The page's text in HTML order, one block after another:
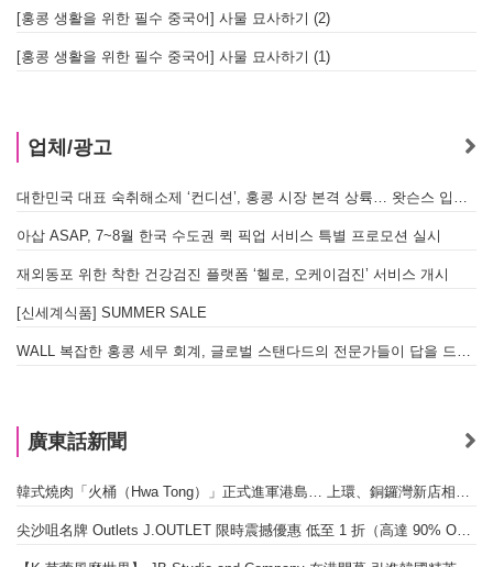
[홍콩 생활을 위한 필수 중국어] 사물 묘사하기 (2)
[홍콩 생활을 위한 필수 중국어] 사물 묘사하기 (1)
업체/광고
대한민국 대표 숙취해소제 ‘컨디션’, 홍콩 시장 본격 상륙… 왓슨스 입점 기념 할인 행사 진행
아삽 ASAP, 7~8월 한국 수도권 퀵 픽업 서비스 특별 프로모션 실시
재외동포 위한 착한 건강검진 플랫폼 ‘헬로, 오케이검진’ 서비스 개시
[신세계식품] SUMMER SALE
WALL 복잡한 홍콩 세무 회계, 글로벌 스탠다드의 전문가들이 답을 드립니다! - 법인설립, 회계, 감사
廣東話新聞
韓式燒肉「火桶（Hwa Tong）」正式進軍港島… 上環、銅鑼灣新店相繼開幕
尖沙咀名牌 Outlets J.OUTLET 限時震撼優惠 低至 1 折（高達 90% OFF）